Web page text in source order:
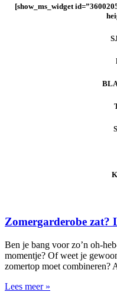
[show_ms_widget
Zomergarderobe zat?
Ben je bang voor zo’n oh-
momentje? Of weet je
zomertop moet combineren?
Lees meer »